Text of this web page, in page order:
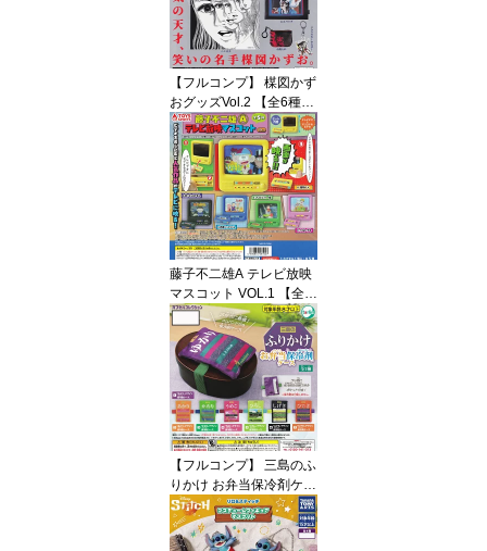
ルトイ 即納 在庫品 送料
無料 追跡あり
【フルコンプ】 楳図かず
おグッズVol.2 【全6種セ
ット】 ケンエレファント
GOODS of KAZUO UME
ZZ 第二弾 生誕90周年グ
ッズ ガチャガチャ カプ
セルトイ 即納 在庫品 送
料無料 追跡あり
藤子不二雄A テレビ放映
マスコット VOL.1 【全5
種フルコンプセット】 ト
イズスピリッツ テレビデ
オ グッズ フィギュア ガ
チャガチャ カプセルトイ
即納 在庫品 送料無料 追
跡あり
【フルコンプ】 三島のふ
りかけ お弁当保冷剤ケー
ス 【全7種セット】 ター
リン・インターナショナ
ル ふりかけ グッズ ゴム